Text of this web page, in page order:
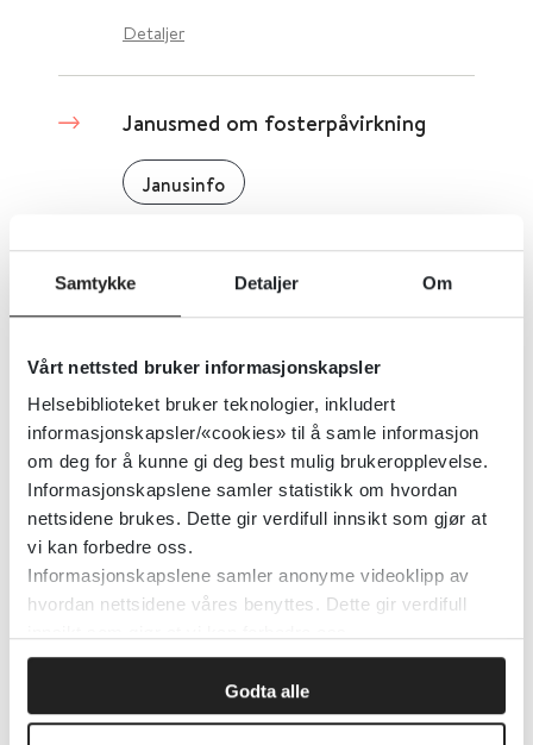
Samtykke Detaljer Om
Vårt nettsted bruker informasjonskapsler
Helsebiblioteket bruker teknologier, inkludert
informasjonskapsler/«cookies» til å samle informasjon
om deg for å kunne gi deg best mulig brukeropplevelse.
Informasjonskapslene samler statistikk om hvordan
nettsidene brukes. Dette gir verdifull innsikt som gjør at
vi kan forbedre oss.
Informasjonskapslene samler anonyme videoklipp av
hvordan nettsidene våres benyttes. Dette gir verdifull
Godta alle
Detaljer
Janusmed om fosterpåvirkning
Janusinfo
Detaljer
Redd Barna
Detaljer
Jerntilskudd til gravide reduserer
muligens anemi og jernmangel
Cochrane Norway 2025